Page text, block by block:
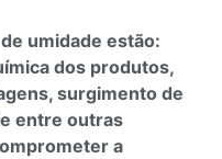
umidade estão:
dos produtos,
surgimento de
entre outras
a